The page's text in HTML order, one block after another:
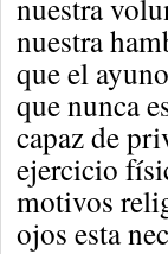
nuestra
nuestra
que el
que nunca
capaz de
ejercicio
motivos
ojos esta